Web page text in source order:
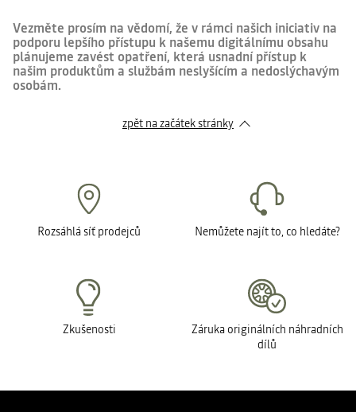
Vezměte prosím na vědomí, že v rámci našich iniciativ na
podporu lepšího přístupu k našemu digitálnímu obsahu
plánujeme zavést opatření, která usnadní přístup k
našim produktům a službám neslyšícím a nedoslýchavým
osobám.
zpět na začátek stránky
Rozsáhlá síť prodejců Nemůžete najít to, co hledáte?
Zkušenosti
Záruka originálních náhradních
dílů